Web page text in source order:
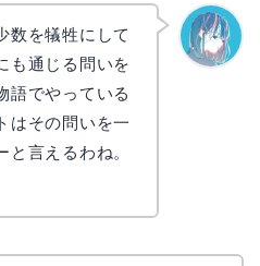
数を犠牲にして
も通じる問いを
語でやっている
はその問いを一
言えるわね。